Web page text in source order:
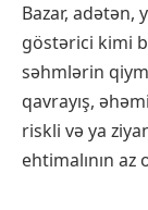
Bazar, adətən,
göstərici kimi
səhmlərin
qavrayış,
riskli və ya
ehtimalının